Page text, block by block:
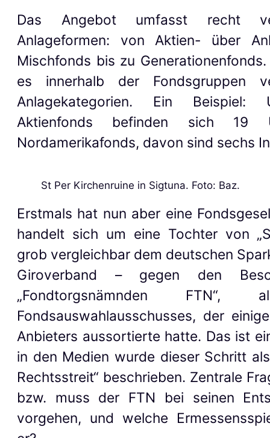
Das Angebot umfasst recht
Anlageformen: von Aktien- über
Mischfonds bis zu
es innerhalb der Fondsgruppen
Anlagekategorien. Ein Beispiel:
Aktienfonds befinden sich 19
Nordamerikafonds, davon sind sechs
St Per Kirchenruine in Sigtuna. Foto: Baz.
Erstmals hat nun aber eine
handelt sich um eine Tochter von
grob vergleichbar dem deutschen
Giroverband – gegen den
„Fondtorgsnämnden
Fondsauswahlausschusses, der
Anbieters aussortierte hatte. Das ist
in den Medien wurde dieser Schritt
Rechtsstreit“ beschrieben. Zentrale
bzw. muss der FTN bei seinen
vorgehen, und welche